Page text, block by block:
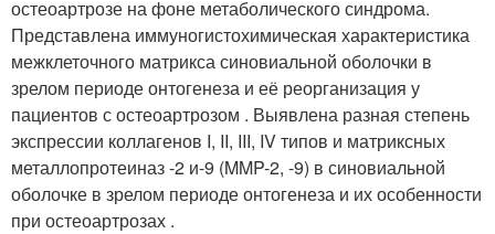
остеоартрозе на фоне метаболического синдрома.
Представлена иммуногистохимическая характеристика
межклеточного матрикса синовиальной оболочки в
зрелом периоде онтогенеза и её реорганизация у
пациентов с остеоартрозом . Выявлена разная степень
экспрессии коллагенов I, II, III, IV типов и матриксных
металлопротеиназ -2 и-9 (MMP-2, -9) в синовиальной
оболочке в зрелом периоде онтогенеза и их особенности
при остеоартрозах .